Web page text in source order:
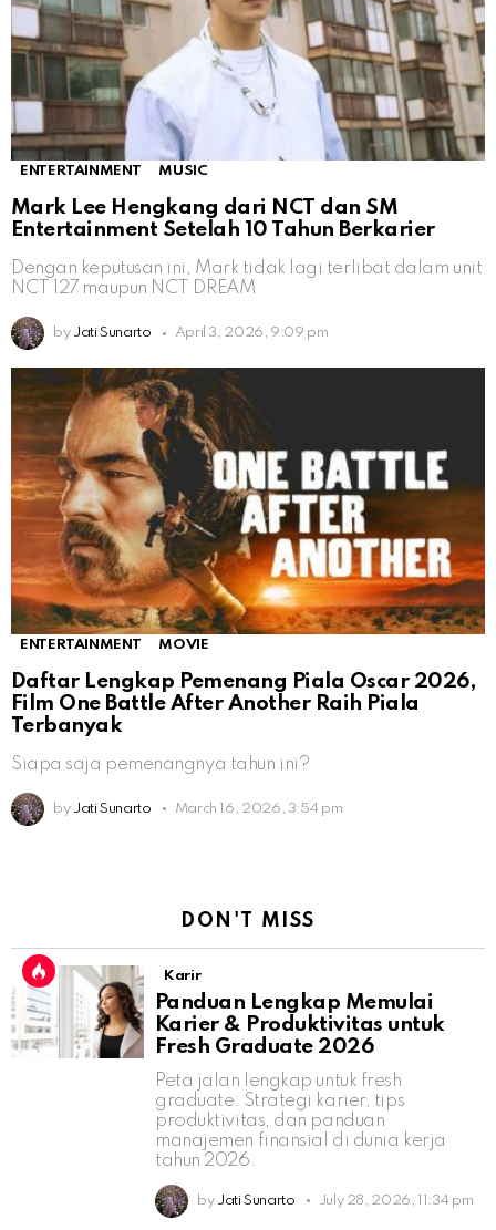
ENTERTAINMENT MUSIC
Mark Lee Hengkang dari NCT dan SM
Entertainment Setelah 10 Tahun Berkarier
Dengan keputusan ini, Mark tidak lagi terlibat dalam unit
NCT 127 maupun NCT DREAM
by Jati Sunarto April 3, 2026, 9:09 pm
ENTERTAINMENT MOVIE
Daftar Lengkap Pemenang Piala Oscar 2026,
Film One Battle After Another Raih Piala
Terbanyak
Siapa saja pemenangnya tahun ini?
by Jati Sunarto March 16, 2026, 3:54 pm
DON'T MISS
Karir
Panduan Lengkap Memulai
Karier & Produktivitas untuk
Fresh Graduate 2026
Peta jalan lengkap untuk fresh
graduate: Strategi karier, tips
produktivitas, dan panduan
manajemen finansial di dunia kerja
tahun 2026.
by Jati Sunarto July 28, 2026, 11:34 pm